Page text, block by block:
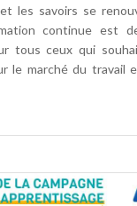
les savoirs se
continue est
tous ceux qui
le marché du travail